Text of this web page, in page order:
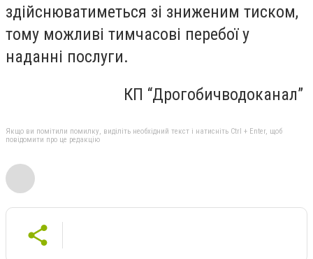
здійснюватиметься зі зниженим тиском,
тому можливі тимчасові перебої у
наданні послуги.
КП “Дрогобичводоканал”
Якщо ви помітили помилку, виділіть необхідний текст і натисніть Ctrl + Enter, щоб
повідомити про це редакцію